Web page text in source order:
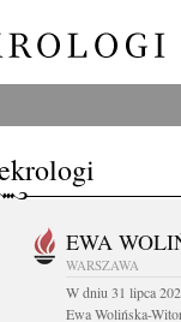
EWA
WARSZAWA
W dniu 31 lipca
Ewa Wolińska-